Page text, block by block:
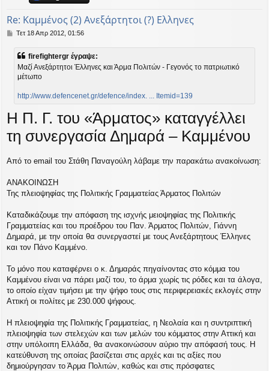
Re: Καμμένος (2) Ανεξάρτητοι (?) Ελληνες
Δ
η
Τετ 18 Απρ 2012, 01:56
firefightergr έγραψε:
Mαζί Ανεξάρτητοι Έλληνες και Άρμα Πολιτών - Γεγονός το πατριωτικό
μέτωπο
http://www.defencenet.gr/defence/index. ... Itemid=139
Η Π. Γ. του «Άρματος» καταγγέλλει
τη συνεργασία Δημαρά – Καμμένου
Από το email του Στάθη Παναγούλη λάβαμε την παρακάτω ανακοίνωση:
ΑΝΑΚΟΙΝΩΣΗ
Της πλειοψηφίας της Πολιτικής Γραμματείας Άρματος Πολιτών
Καταδικάζουμε την απόφαση της ισχνής μειοψηφίας της Πολιτικής
Γραμματείας και του προέδρου του Παν. Άρματος Πολιτών, Γιάννη
Δημαρά, με την οποία θα συνεργαστεί με τους Ανεξάρτητους Έλληνες
και τον Πάνο Καμμένο.
Το μόνο που καταφέρνει ο κ. Δημαράς πηγαίνοντας στο κόμμα του
Καμμένου είναι να πάρει μαζί του, το άρμα χωρίς τις ρόδες και τα άλογα,
το οποίο είχαν τιμήσει με την ψήφο τους στις περιφερειακές εκλογές στην
Αττική οι πολίτες με 230.000 ψήφους.
Η πλειοψηφία της Πολιτικής Γραμματείας, η Νεολαία και η συντριπτική
πλειοψηφία των στελεχών και των μελών του κόμματος στην Αττική και
στην υπόλοιπη Ελλάδα, θα ανακοινώσουν αύριο την απόφασή τους. Η
κατεύθυνση της οποίας βασίζεται στις αρχές και τις αξίες που
δημιούργησαν το Άρμα Πολιτών, καθώς και στις πρόσφατες